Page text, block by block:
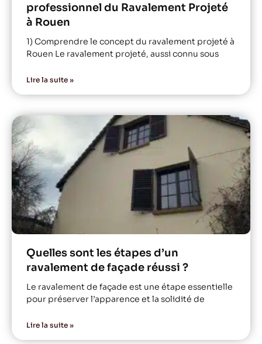
professionnel du Ravalement Projeté
à Rouen
1) Comprendre le concept du ravalement projeté à
Rouen Le ravalement projeté, aussi connu sous
Lire la suite »
Quelles sont les étapes d’un
ravalement de façade réussi ?
Le ravalement de façade est une étape essentielle
pour préserver l’apparence et la solidité de
Lire la suite »